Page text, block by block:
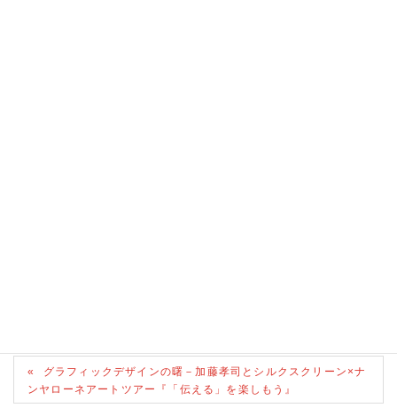
グラフィックデザインの曙－加藤孝司とシルクスクリーン×ナ
ンヤローネアートツアー『「伝える」を楽しもう』